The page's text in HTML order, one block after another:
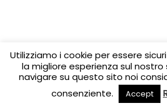
Utilizziamo i cookie per essere
la migliore esperienza sul nostro
navigare su questo sito noi
consenziente.
Accept